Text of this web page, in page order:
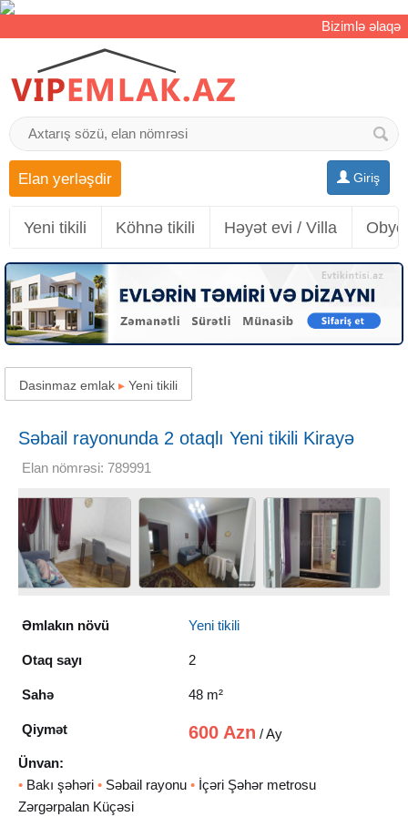
Bizimlə əlaqə
Giriş
Elan yerləşdir
Yeni tikili Köhnə tikili Həyət evi / Villa
Dasinmaz emlak ▸ Yeni tikili
Səbail rayonunda 2 otaqlı Yeni tikili Kirayə
verilir, 48 m²
Elan nömrəsi: 789991
Əmlakın növü Yeni tikili
Otaq sayı 2
Sahə 48 m²
Qiymət 600 Azn / Ay
Ünvan:
• Bakı şəhəri • Səbail rayonu • İçəri Şəhər metrosu
Zərgərpalan Küçəsi